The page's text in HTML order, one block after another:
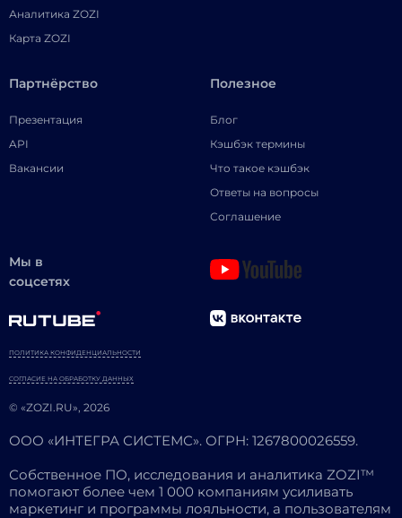
Аналитика ZOZI
Карта ZOZI
Партнёрство
Презентация
API
Вакансии
Полезное
Блог
Кэшбэк термины
Что такое кэшбэк
Ответы на вопросы
Соглашение
Мы в
соцсетях
© «ZOZI.RU», 2026
ПОЛИТИКА КОНФИДЕНЦИАЛЬНОСТИ
СОГЛАСИЕ НА ОБРАБОТКУ ДАННЫХ
ООО «ИНТЕГРА СИСТЕМС». ОГРН: 1267800026559.
Собственное ПО, исследования и аналитика ZOZI™
помогают более чем 1 000 компаниям усиливать
маркетинг и программы лояльности, а пользователям